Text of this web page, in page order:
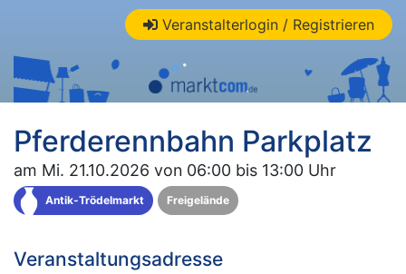
Veranstalterlogin / Registrieren
Pferderennbahn Parkplatz
am Mi. 21.10.2026 von 06:00 bis 13:00 Uhr
Antik-Trödelmarkt Freigelände
Veranstaltungsadresse